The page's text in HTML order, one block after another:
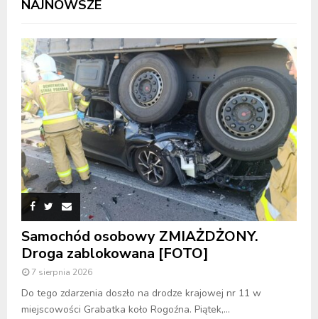
NAJNOWSZE
Samochód osobowy ZMIAŻDŻONY.
Droga zablokowana [FOTO]
7 sierpnia 2026
Do tego zdarzenia doszło na drodze krajowej nr 11 w
miejscowości Grabatka koło Rogoźna. Piątek,...